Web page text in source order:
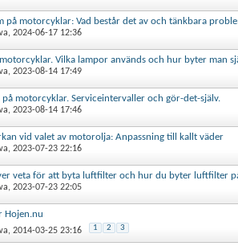
på motorcyklar: Vad består det av och tänkbara
, 2024-06-17 12:36
Vilka lampor används och hur byter man
, 2023-08-14 17:49
på motorcyklar. Serviceintervaller och gör-det-själv.
, 2023-08-14 17:46
vid valet av motorolja: Anpassning till kallt väder
, 2023-07-23 22:16
veta för att byta luftfilter och hur du byter luftfilter
, 2023-07-23 22:05
Hojen.nu
, 2014-03-25 23:16 1 2 3